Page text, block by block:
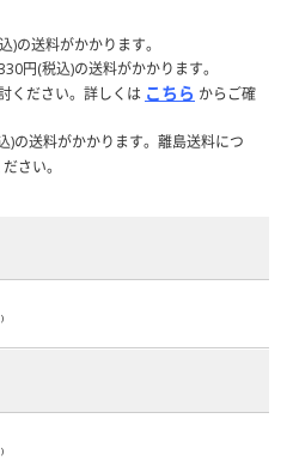
の送料がかかります。
円(税込)の送料がかかります。
ください。詳しくは こちら からご確
)の送料がかかります。離島送料につ
さい。